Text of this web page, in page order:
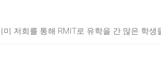
저희를 통해 RMIT로 유학을 간 많은 학생